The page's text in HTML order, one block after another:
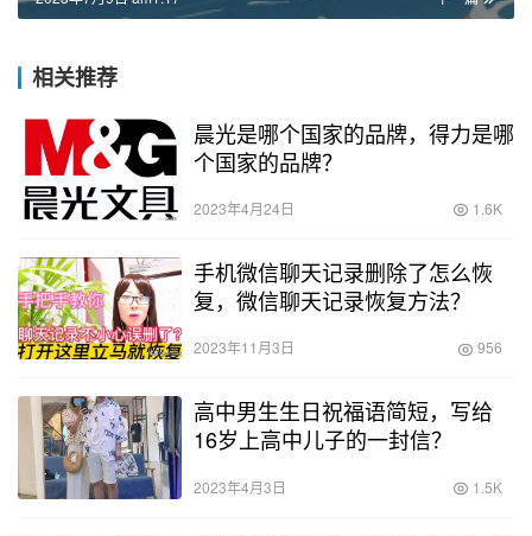
相关推荐
晨光是哪个国家的品牌，得力是哪
个国家的品牌？
2023年4月24日 1.6K
手机微信聊天记录删除了怎么恢
复，微信聊天记录恢复方法？
2023年11月3日 956
高中男生生日祝福语简短，写给
16岁上高中儿子的一封信？
2023年4月3日 1.5K